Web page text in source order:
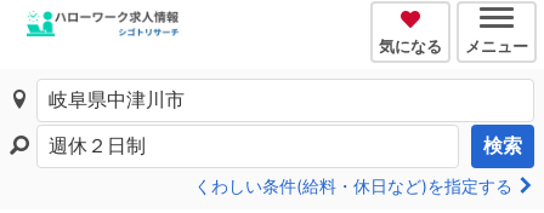
気になる メニュー
検索
くわしい条件(給料・休日など)を指定する